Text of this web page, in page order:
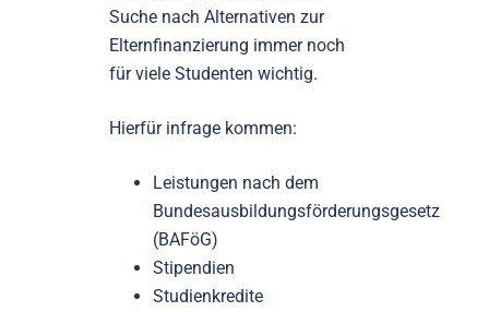
Suche nach Alternativen zur
Elternfinanzierung immer noch
für viele Studenten wichtig.
Hierfür infrage kommen:
Leistungen nach dem
Bundesausbildungsförderungsgesetz
(BAFöG)
Stipendien
Studienkredite